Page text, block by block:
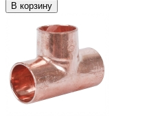
В корзину